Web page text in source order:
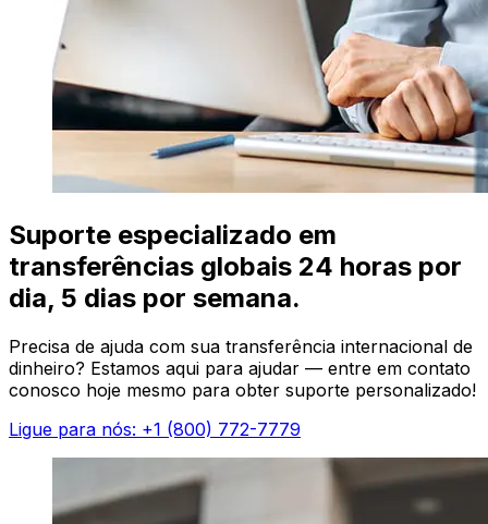
Suporte especializado em
transferências globais 24 horas por
dia, 5 dias por semana.
Precisa de ajuda com sua transferência internacional de
dinheiro? Estamos aqui para ajudar — entre em contato
conosco hoje mesmo para obter suporte personalizado!
Ligue para nós: +1 (800) 772-7779